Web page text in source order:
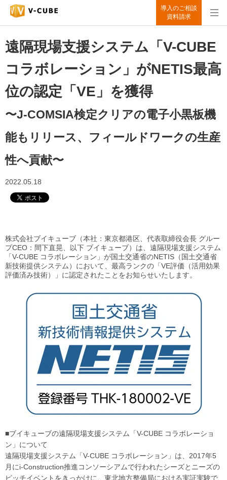
導入のご相談
資料請求
遠隔現場支援システム「V-CUBE
コラボレーション」がNETIS最高
位の認定「VE」を獲得
〜J-COMSIA検定クリアの電子小黒板機
能もリリース、フィールドワークの生産
性へ貢献〜
2022.05.18
株式会社ブイキューブ（本社：東京都港区、代表取締役会長 グルー
プCEO：間下直晃、以下 ブイキューブ）は、遠隔現場支援システム
「V-CUBE コラボレーション」が国土交通省のNETIS（国土交通省
新技術提供システム）において、最高ランクの「VE評価（活用効果
評価済み技術）」に認定されたことをお知らせいたします。
■ブイキューブの遠隔現場支援システム「V-CUBE コラボレーショ
ン」について
遠隔現場支援システム「V-CUBE コラボレーション」は、2017年5
月にi-Construction推進コンソーシアムで行われたシーズとニーズの
ピッチイベントをきっかけに、東北地方整備局における実証実験で